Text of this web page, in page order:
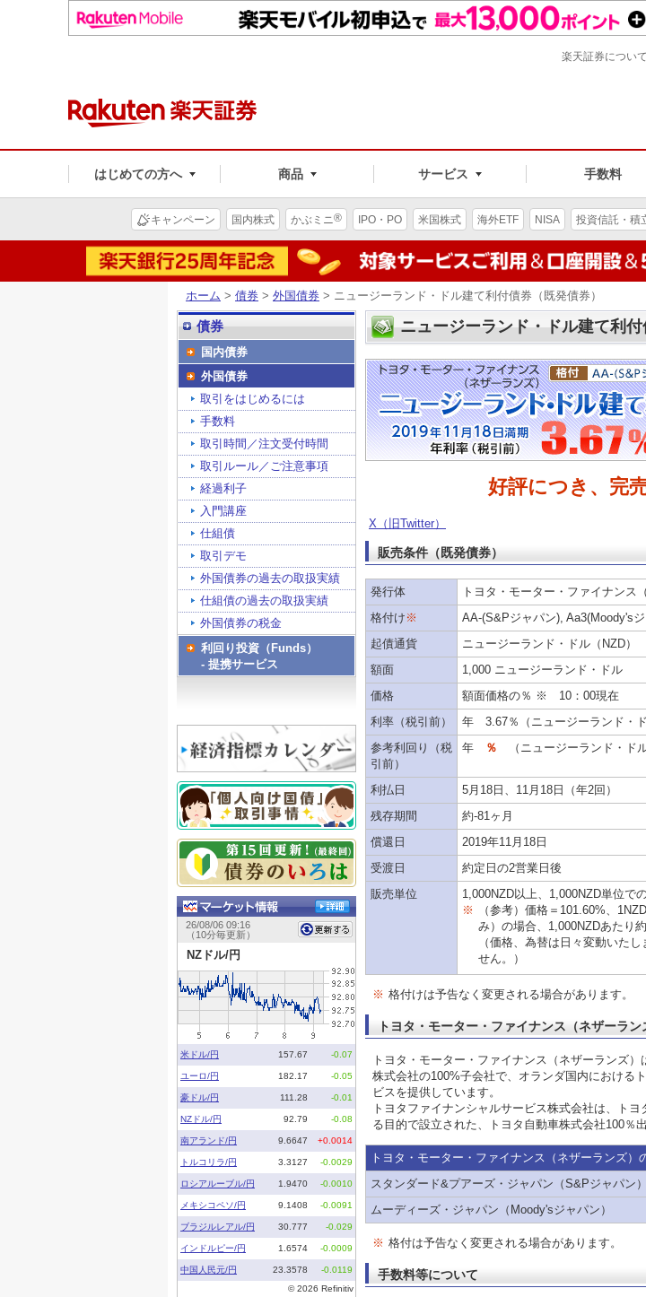
はじめての方へ 商品 サービス 手数料
楽天証券について
キャンペーン 国内株式 かぶミニ® IPO・PO 米国株式 海外ETF NISA 投資信託・積
ホーム > 債券 > 外国債券 > ニュージーランド・ドル建て利付債券（既発債券）
ニュージーランド・ドル建て利
好評につき、完
X（旧Twitter）
販売条件（既発債券）
発行体
トヨタ・モーター・ファイナンス
格付け ※
AA-(S&Pジャパン), Aa3(Moody's
起債通貨
ニュージーランド・ドル（NZD）
額面
1,000 ニュージーランド・ドル
価格
額面価格の％ ※
10：00現在
利率（税引前）
年 3.67％（ニュージーランド・ド
参考利回り（税
引前）
年 ％ （ニュージーランド・ド
利払日
5月18日、11月18日（年2回）
残存期間
約-81ヶ月
償還日
2019年11月18日
受渡日
約定日の2営業日後
販売単位
1,000NZD以上、1,000NZD単位で
※
（参考）価格＝101.60%、
み）の場合、1,000NZDあたり
（価格、為替は日々変動いた
せん。）
※ 格付けは予告なく変更される場合があります。
トヨタ・モーター・ファイナンス（ネザーラン
トヨタ・モーター・ファイナンス（ネザーランズ
株式会社の100%子会社で、オランダ国内における
ビスを提供しています。
トヨタファイナンシャルサービス株式会社は、ト
る目的で設立された、トヨタ自動車株式会社100％
トヨタ・モーター・ファイナンス（ネザーランズ）
スタンダード&プアーズ・ジャパン（S&Pジャパン）
ムーディーズ・ジャパン（Moody'sジャパン）
※ 格付は予告なく変更される場合があります。
手数料等について
債券
国内債券
外国債券
取引をはじめるには
手数料
取引時間／注文受付時間
取引ルール／ご注意事項
経過利子
入門講座
仕組債
取引デモ
外国債券の過去の取扱実績
仕組債の過去の取扱実績
外国債券の税金
利回り投資（Funds）
- 提携サービス